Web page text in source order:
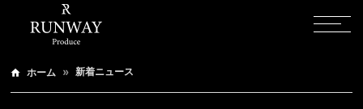
ホーム 新着ニュース